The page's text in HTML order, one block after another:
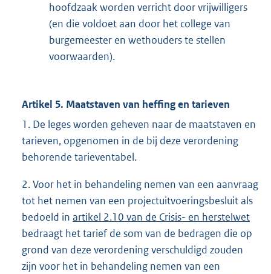
hoofdzaak worden verricht door vrijwilligers
(en die voldoet aan door het college van
burgemeester en wethouders te stellen
voorwaarden).
Artikel 5. Maatstaven van heffing en tarieven
1. De leges worden geheven naar de maatstaven en
tarieven, opgenomen in de bij deze verordening
behorende tarieventabel.
2. Voor het in behandeling nemen van een aanvraag
tot het nemen van een projectuitvoeringsbesluit als
bedoeld in artikel 2.10 van de Crisis- en herstelwet
bedraagt het tarief de som van de bedragen die op
grond van deze verordening verschuldigd zouden
zijn voor het in behandeling nemen van een